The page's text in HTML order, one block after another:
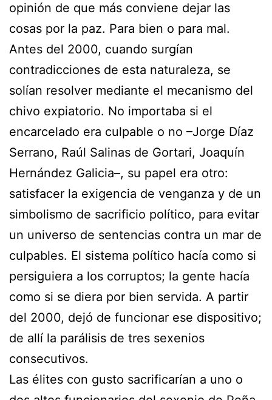
opinión de que más conviene dejar las
cosas por la paz. Para bien o para mal.
Antes del 2000, cuando surgían
contradicciones de esta naturaleza, se
solían resolver mediante el mecanismo del
chivo expiatorio. No importaba si el
encarcelado era culpable o no –Jorge Díaz
Serrano, Raúl Salinas de Gortari, Joaquín
Hernández Galicia–, su papel era otro:
satisfacer la exigencia de venganza y de un
simbolismo de sacrificio político, para evitar
un universo de sentencias contra un mar de
culpables. El sistema político hacía como si
persiguiera a los corruptos; la gente hacía
como si se diera por bien servida. A partir
del 2000, dejó de funcionar ese dispositivo;
de allí la parálisis de tres sexenios
consecutivos.
Las élites con gusto sacrificarían a uno o